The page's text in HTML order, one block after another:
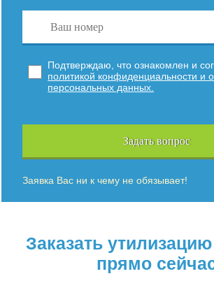
Подтверждаю, что ознакомлен и
политикой конфиденциальности и
персональных данных.
Задать вопрос
Заявка Вас ни к чему не обязывает!
Заказать
прямо